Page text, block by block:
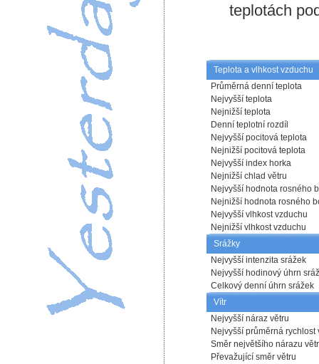
teplotách
Teplota a vlhkost vzduchu
Průměrná denní teplota
Nejvyšší teplota
Nejnižší teplota
Denní teplotní rozdíl
Nejvyšší pocitová teplota
Nejnižší pocitová teplota
Nejvyšší index horka
Nejnižší chlad větru
Nejvyšší hodnota rosného
Nejnižší hodnota rosného
Nejvyšší vlhkost vzduchu
Nejnižší vlhkost vzduchu
Srážky
Nejvyšší intenzita srážek
Nejvyšší hodinový úhrn
Celkový denní úhrn srážek
Vítr
Nejvyšší náraz větru
Nejvyšší průměrná rychlost
Směr největšího nárazu
Převažující směr větru